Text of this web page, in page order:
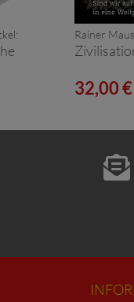
Rainer
32,00